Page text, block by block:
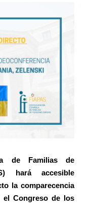
de Familias de
hará accesible
la comparecencia
el Congreso de los